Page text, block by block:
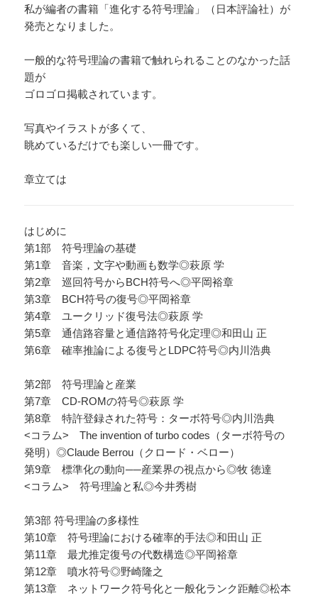
私が編者の書籍「進化する符号理論」（日本評論社）が
発売となりました。
一般的な符号理論の書籍で触れられることのなかった話
題が
ゴロゴロ掲載されています。
写真やイラストが多くて、
眺めているだけでも楽しい一冊です。
章立ては
はじめに
第1部 符号理論の基礎
第1章 音楽，文字や動画も数学◎萩原 学
第2章 巡回符号からBCH符号へ◎平岡裕章
第3章 BCH符号の復号◎平岡裕章
第4章 ユークリッド復号法◎萩原 学
第5章 通信路容量と通信路符号化定理◎和田山 正
第6章 確率推論による復号とLDPC符号◎内川浩典
第2部 符号理論と産業
第7章 CD-ROMの符号◎萩原 学
第8章 特許登録された符号：ターボ符号◎内川浩典
<コラム> The invention of turbo codes（ターボ符号の
発明）◎Claude Berrou（クロード・ベロー）
第9章 標準化の動向──産業界の視点から◎牧 徳達
<コラム> 符号理論と私◎今井秀樹
第3部 符号理論の多様性
第10章 符号理論における確率的手法◎和田山 正
第11章 最尤推定復号の代数構造◎平岡裕章
第12章 噴水符号◎野崎隆之
第13章 ネットワーク符号化と一般化ランク距離◎松本